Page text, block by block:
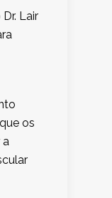
Lair
os
a